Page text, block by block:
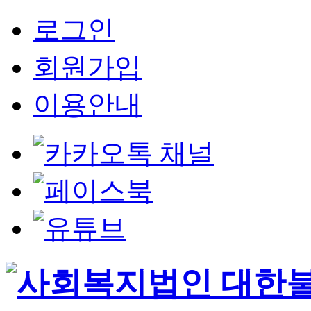
로그인
회원가입
이용안내